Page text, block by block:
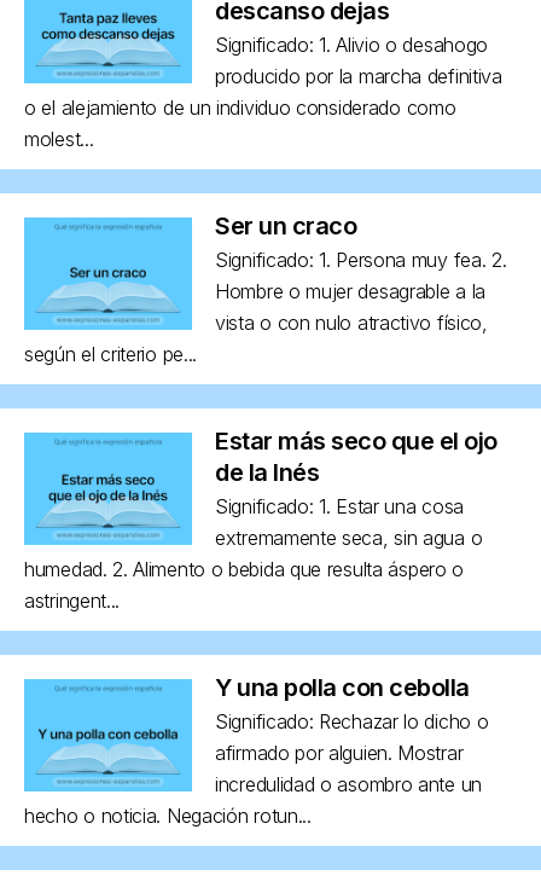
descanso dejas
Significado: 1. Alivio o desahogo
producido por la marcha definitiva
o el alejamiento de un individuo considerado como
molest...
Ser un craco
Significado: 1. Persona muy fea. 2.
Hombre o mujer desagrable a la
vista o con nulo atractivo físico,
según el criterio pe...
Estar más seco que el ojo
de la Inés
Significado: 1. Estar una cosa
extremamente seca, sin agua o
humedad. 2. Alimento o bebida que resulta áspero o
astringent...
Y una polla con cebolla
Significado: Rechazar lo dicho o
afirmado por alguien. Mostrar
incredulidad o asombro ante un
hecho o noticia. Negación rotun...